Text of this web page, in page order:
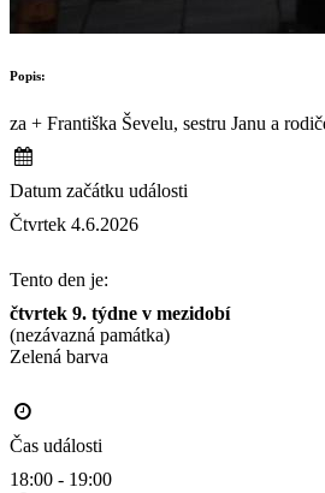
Popis:
za + Františka Ševelu, sestru Janu a
Datum začátku události
Čtvrtek 4.6.2026
Tento den je:
čtvrtek 9. týdne v mezidobí
(nezávazná památka)
Zelená
Čas události
18:00 - 19:00